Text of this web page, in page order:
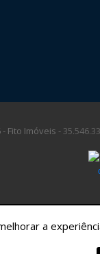
Fito Imóveis -
a